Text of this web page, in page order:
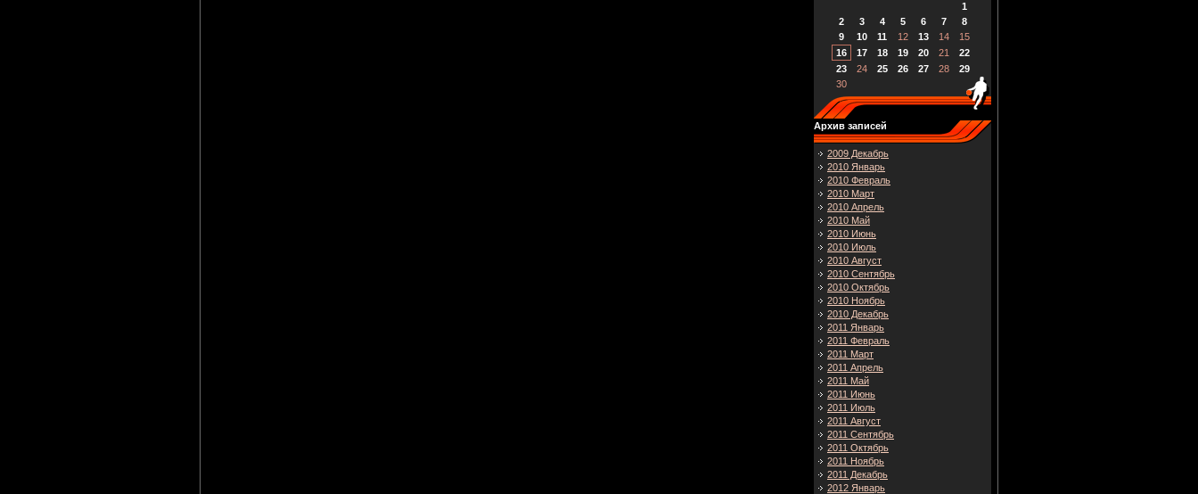
1
2
3 4 5 6 7
8
9
10 11 12 13 14
15
16
17 18 19 20 21
22
23
24 25 26 27 28
29
30
Архив записей
2009 Декабрь
2010 Январь
2010 Февраль
2010 Март
2010 Апрель
2010 Май
2010 Июнь
2010 Июль
2010 Август
2010 Сентябрь
2010 Октябрь
2010 Ноябрь
2010 Декабрь
2011 Январь
2011 Февраль
2011 Март
2011 Апрель
2011 Май
2011 Июнь
2011 Июль
2011 Август
2011 Сентябрь
2011 Октябрь
2011 Ноябрь
2011 Декабрь
2012 Январь